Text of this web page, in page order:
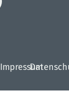
Impressum